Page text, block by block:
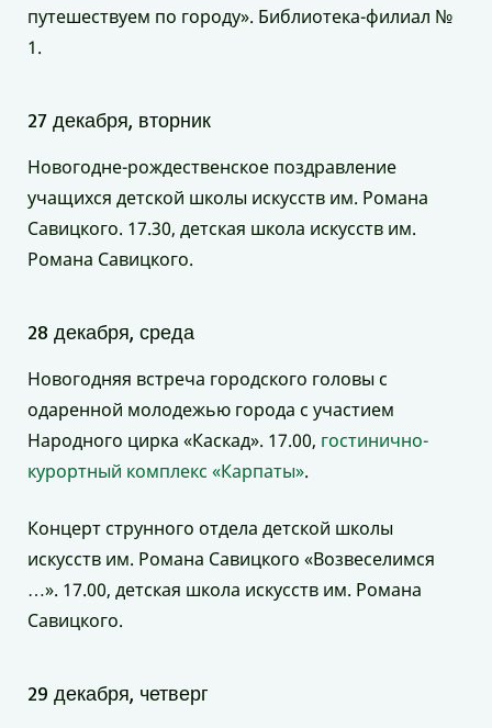
путешествуем по городу». Библиотека-филиал №
1.
27 декабря, вторник
Новогодне-рождественское поздравление
учащихся детской школы искусств им. Романа
Савицкого. 17.30, детская школа искусств им.
Романа Савицкого.
28 декабря, среда
Новогодняя встреча городского головы с
одаренной молодежью города с участием
Народного цирка «Каскад». 17.00, гостинично-
курортный комплекс «Карпаты».
Концерт струнного отдела детской школы
искусств им. Романа Савицкого «Возвеселимся
…». 17.00, детская школа искусств им. Романа
Савицкого.
29 декабря, четверг